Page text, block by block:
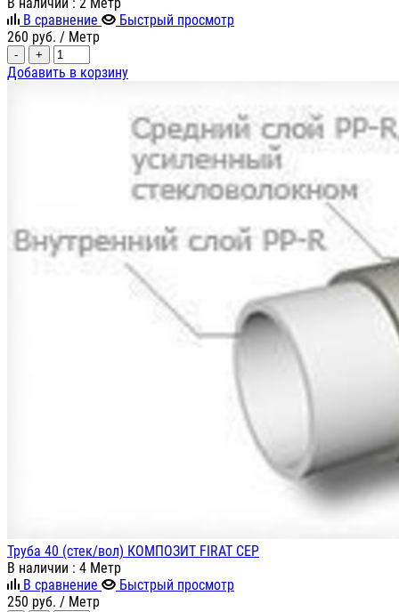
В сравнение
Быстрый просмотр
260 руб. / Метр
- +
Добавить в корзину
Труба 40 (стек/вол) КОМПОЗИТ FIRAT СЕР
В наличии : 4 Метр
В сравнение
Быстрый просмотр
250 руб. / Метр